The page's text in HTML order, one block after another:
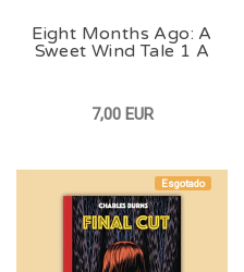
Eight Months Ago: A
Sweet Wind Tale 1 A
7,00 EUR
Esgotado